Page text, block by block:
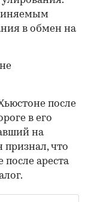
в обмен на
после
в его
на
признал, что
ареста